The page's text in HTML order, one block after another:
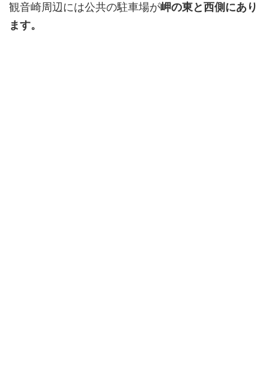
観音崎周辺には公共の駐車場が岬の東と西側にあり
ます。